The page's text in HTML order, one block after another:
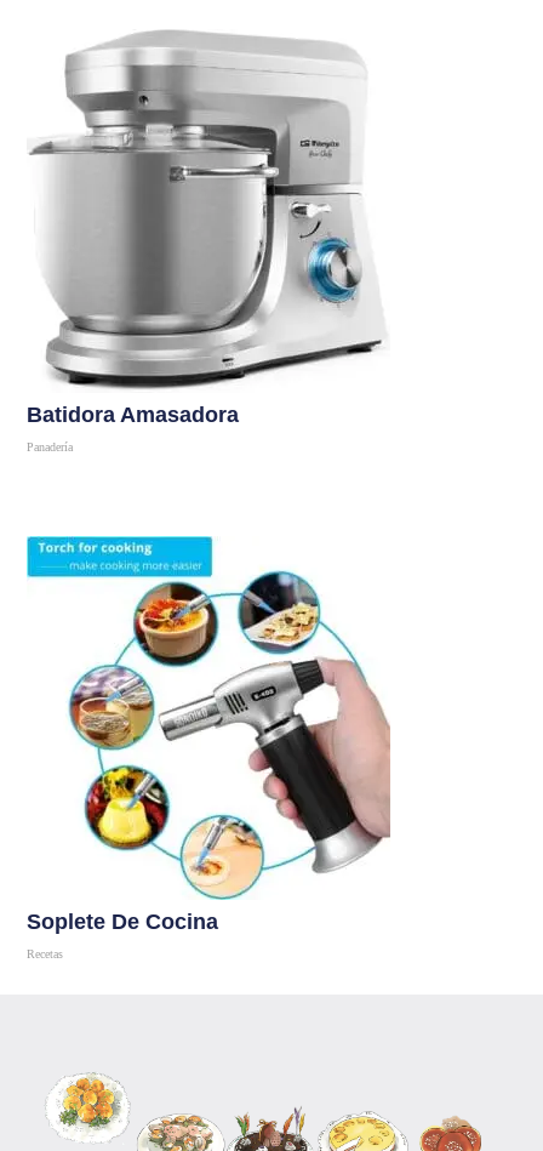
Batidora Amasadora
Panadería
Soplete De Cocina
Recetas